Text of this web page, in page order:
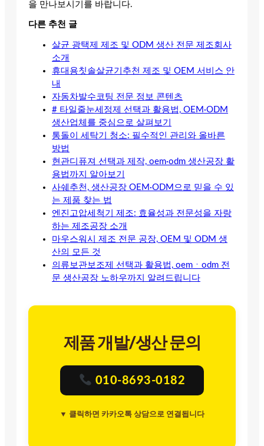
을 만나보시기를 바랍니다.
다른 추천 글
살균 광택제 제조 및 ODM 생산 전문 제조회사
소개
휴대용칫솔살균기추천 제조 및 OEM 서비스 안
내
자동차발수코팅 전문 정보 콘텐츠
# 타일줄눈세정제 선택과 활용법, OEM·ODM
생산업체를 중심으로 살펴보기
통돌이 세탁기 청소: 필수적인 관리와 올바른
방법
현관디퓨져 선택과 제작, oem·odm 생산공장 활
용법까지 알아보기
사쉐추천, 생산공장 OEM·ODM으로 믿을 수 있
는 제품 찾는 법
엔진고압세척기 제조: 효율성과 전문성을 자랑
하는 제조공장 소개
마우스워시 제조 전문 공장, OEM 및 ODM 생
산의 모든 것
의류보관보조제 선택과 활용법, oemㆍodm 전
문 생산공장 노하우까지 알려드립니다
제품 개발/생산 문의
010-8693-0182
▼ 클릭하면 카카오톡 상담으로 연결됩니다